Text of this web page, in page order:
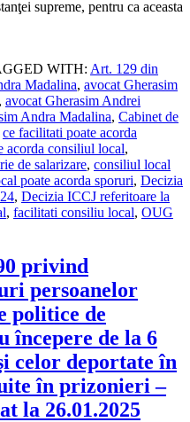
supreme, pentru ca aceasta
WITH: Art. 129 din
Madalina, avocat Gherasim
, avocat Gherasim Andrei
Andra Madalina, Cabinet de
ce facilitati poate acorda
acorda consiliul local,
de salarizare, consiliul local
poate acorda sporuri, Decizia
, Decizia ICCJ referitoare la
, facilitati consiliu local, OUG
privind
persoanelor
politice de
începere de la 6
celor deportate în
în prizonieri –
la 26.01.2025